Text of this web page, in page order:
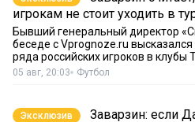
игрокам не стоит уходить в
Бывший генеральный директор
беседе с Vprognoze.ru
ряда российских игроков в клубы
05 авг, 20:03 Футбол
Эксклюзив